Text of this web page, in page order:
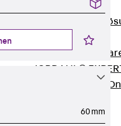
Digitale Lösungen
Digitale
Zurück
JORDAHL®
JORDAHL® JVB
ISODESIGN60 mm